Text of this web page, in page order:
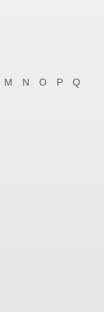
M N O P
Q